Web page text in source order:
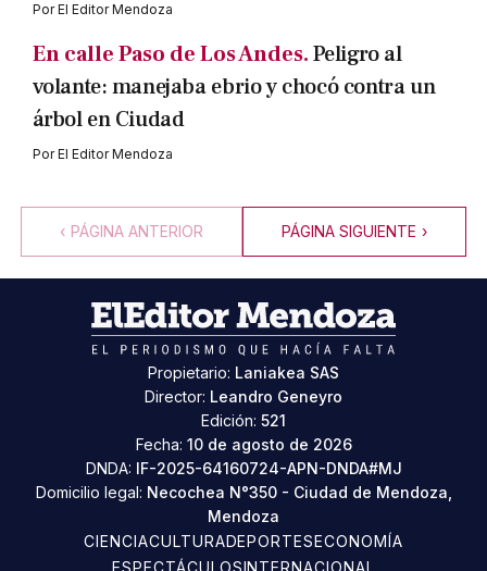
PorEl Editor Mendoza
En calle Paso de Los Andes.Peligro al
volante: manejaba ebrio y chocó contra un
árbol en Ciudad
PorEl Editor Mendoza
‹ PÁGINA ANTERIOR PÁGINA SIGUIENTE ›
Propietario: Laniakea SAS
Director: Leandro Geneyro
Edición: 521
Fecha: 10 de agosto de 2026
DNDA: IF-2025-64160724-APN-DNDA#MJ
Domicilio legal: Necochea N°350 - Ciudad de Mendoza,
Mendoza
CIENCIACULTURADEPORTESECONOMÍA
ESPECTÁCULOSINTERNACIONAL